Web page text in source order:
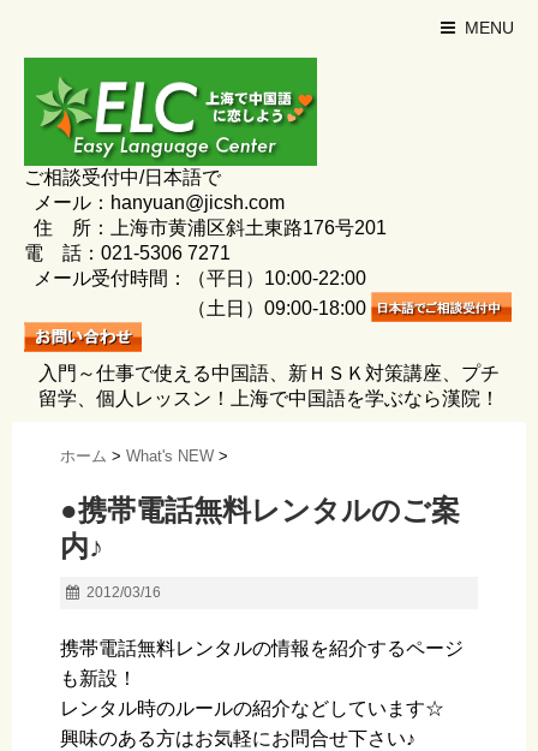
MENU
ご相談受付中/日本語で
メール：hanyuan@jicsh.com
住 所：上海市黄浦区斜土東路176号201
電 話：021-5306 7271
メール受付時間：（平日）10:00-22:00
（土日）09:00-18:00
入門～仕事で使える中国語、新ＨＳＫ対策講座、プチ
留学、個人レッスン！上海で中国語を学ぶなら漢院！
ホーム > What's NEW >
●携帯電話無料レンタルのご案
内♪
2012/03/16
携帯電話無料レンタルの情報を紹介するページ
も新設！
レンタル時のルールの紹介などしています☆
興味のある方はお気軽にお問合せ下さい♪